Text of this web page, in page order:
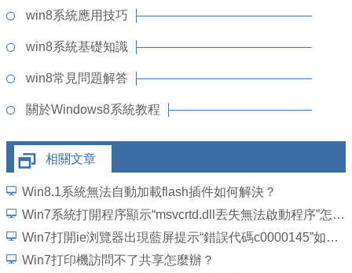
win8系統應用技巧
win8系統基礎知識
win8常見問題解答
關於Windows8系統教程
相關文章
Win8.1系統無法自動加載flash插件如何解決？
Win7系統打開程序顯示“msvcrtd.dll丟失無法啟動程序”怎麼解決
Win7打開ie浏覽器出現藍屏提示“錯誤代碼c0000145”如何解決？
Win7打印機訪問不了共享怎麼辦？